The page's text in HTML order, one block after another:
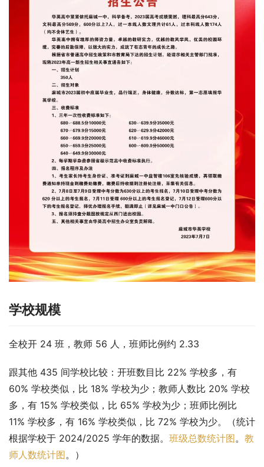
学校规模
全校开 24 班，教师 56 人，班师比例约 2.33
跟其他 435 间学校比较：开班数目比 22% 学校多，有
60% 学校类似，比 18% 学校为少；教师人数比 20% 学校
多，有 15% 学校类似，比 65% 学校为少；班师比例比
11% 学校多，有 16% 学校类似，比 72% 学校为少。（统计
根据学校于 2024/2025 学年的数据。 班级总数统计图。 教
师人数统计图。）